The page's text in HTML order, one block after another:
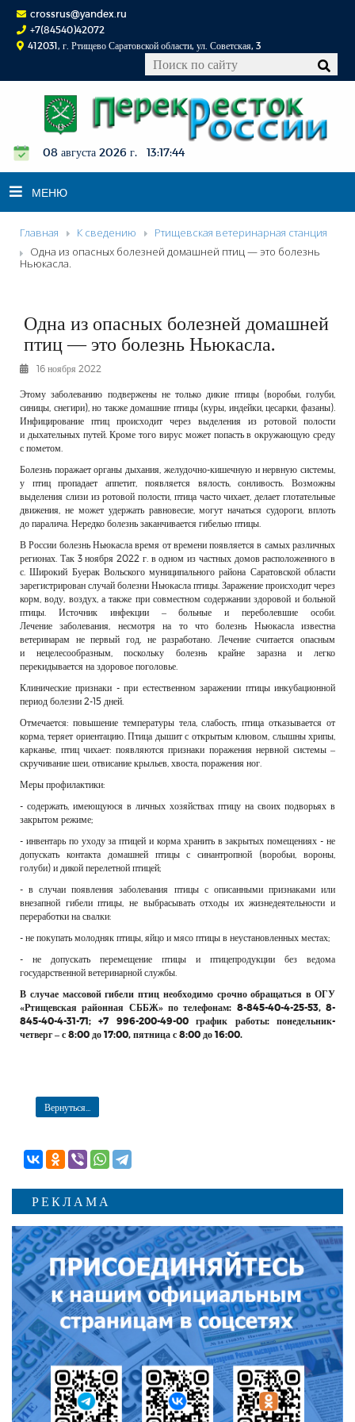
crossrus@yandex.ru
+7(84540)42072
412031, г. Ртищево Саратовской области, ул. Советская, 3
08 августа 2026 г. 13:17:45
МЕНЮ
НОВОСТИ
ОФИЦИАЛЬНО
КОНКУРСЫ
ФОТОРЕПОРТАЖИ
РЕКЛАМОДАТЕЛЯМ
ОБЪЯВЛЕНИЯ
КОНТАКТЫ
Главная К сведению
Ртищевская ветеринарная станция
Одна из опасных болезней домашней птиц — это болезнь
Ньюкасла.
Одна из опасных болезней домашней
птиц — это болезнь Ньюкасла.
16 ноября 2022
Этому заболеванию подвержены не только дикие птицы (воробьи, голуби,
синицы, снегири), но также домашние птицы (куры, индейки, цесарки, фазаны).
Инфицирование птиц происходит через выделения из ротовой полости
и дыхательных путей. Кроме того вирус может попасть в окружающую среду
с пометом.
Болезнь поражает органы дыхания, желудочно-кишечную и нервную системы,
у птиц пропадает аппетит, появляется вялость, сонливость. Возможны
выделения слизи из ротовой полости, птица часто чихает, делает глотательные
движения, не может удержать равновесие, могут начаться судороги, вплоть
до паралича. Нередко болезнь заканчивается гибелью птицы.
В России болезнь Ньюкасла время от времени появляется в самых различных
регионах. Так 3 ноября 2022 г. в одном из частных домов расположенного в
с. Широкий Буерак Вольского муниципального района Саратовской области
зарегистрирован случай болезни Ньюкасла птицы. Заражение происходит через
корм, воду, воздух, а также при совместном содержании здоровой и больной
птицы. Источник инфекции – больные и переболевшие особи.
Лечение заболевания, несмотря на то что болезнь Ньюкасла известна
ветеринарам не первый год, не разработано. Лечение считается опасным
и нецелесообразным, поскольку болезнь крайне заразна и легко
перекидывается на здоровое поголовье.
Клинические признаки - при естественном заражении птицы инкубационной
период болезни 2-15 дней.
Отмечается: повышение температуры тела, слабость, птица отказывается от
корма, теряет ориентацию. Птица дышит с открытым клювом, слышны хрипы,
карканье, птиц чихает: появляются признаки поражения нервной системы –
скручивание шеи, отвисание крыльев, хвоста, поражения ног.
Меры профилактики:
- содержать, имеющуюся в личных хозяйствах птицу на своих подворьях в
закрытом режиме;
- инвентарь по уходу за птицей и корма хранить в закрытых помещениях - не
допускать контакта домашней птицы с синантропной (воробьи, вороны,
голуби) и дикой перелетной птицей;
- в случаи появления заболевания птицы с описанными признаками или
внезапной гибели птицы, не выбрасывать отходы их жизнедеятельности и
переработки на свалки:
- не покупать молодняк птицы, яйцо и мясо птицы в неустановленных местах;
- не допускать перемещение птицы и птицепродукции без ведома
государственной ветеринарной службы.
В случае массовой гибели птиц необходимо срочно обращаться в ОГУ
«Ртищевская районная СББЖ» по телефонам: 8-845-40-4-25-53, 8-
845-40-4-31-71; +7 996-200-49-00 график работы: понедельник-
четверг – с 8:00 до 17:00, пятница с 8:00 до 16:00.
Вернуться...
РЕКЛАМА